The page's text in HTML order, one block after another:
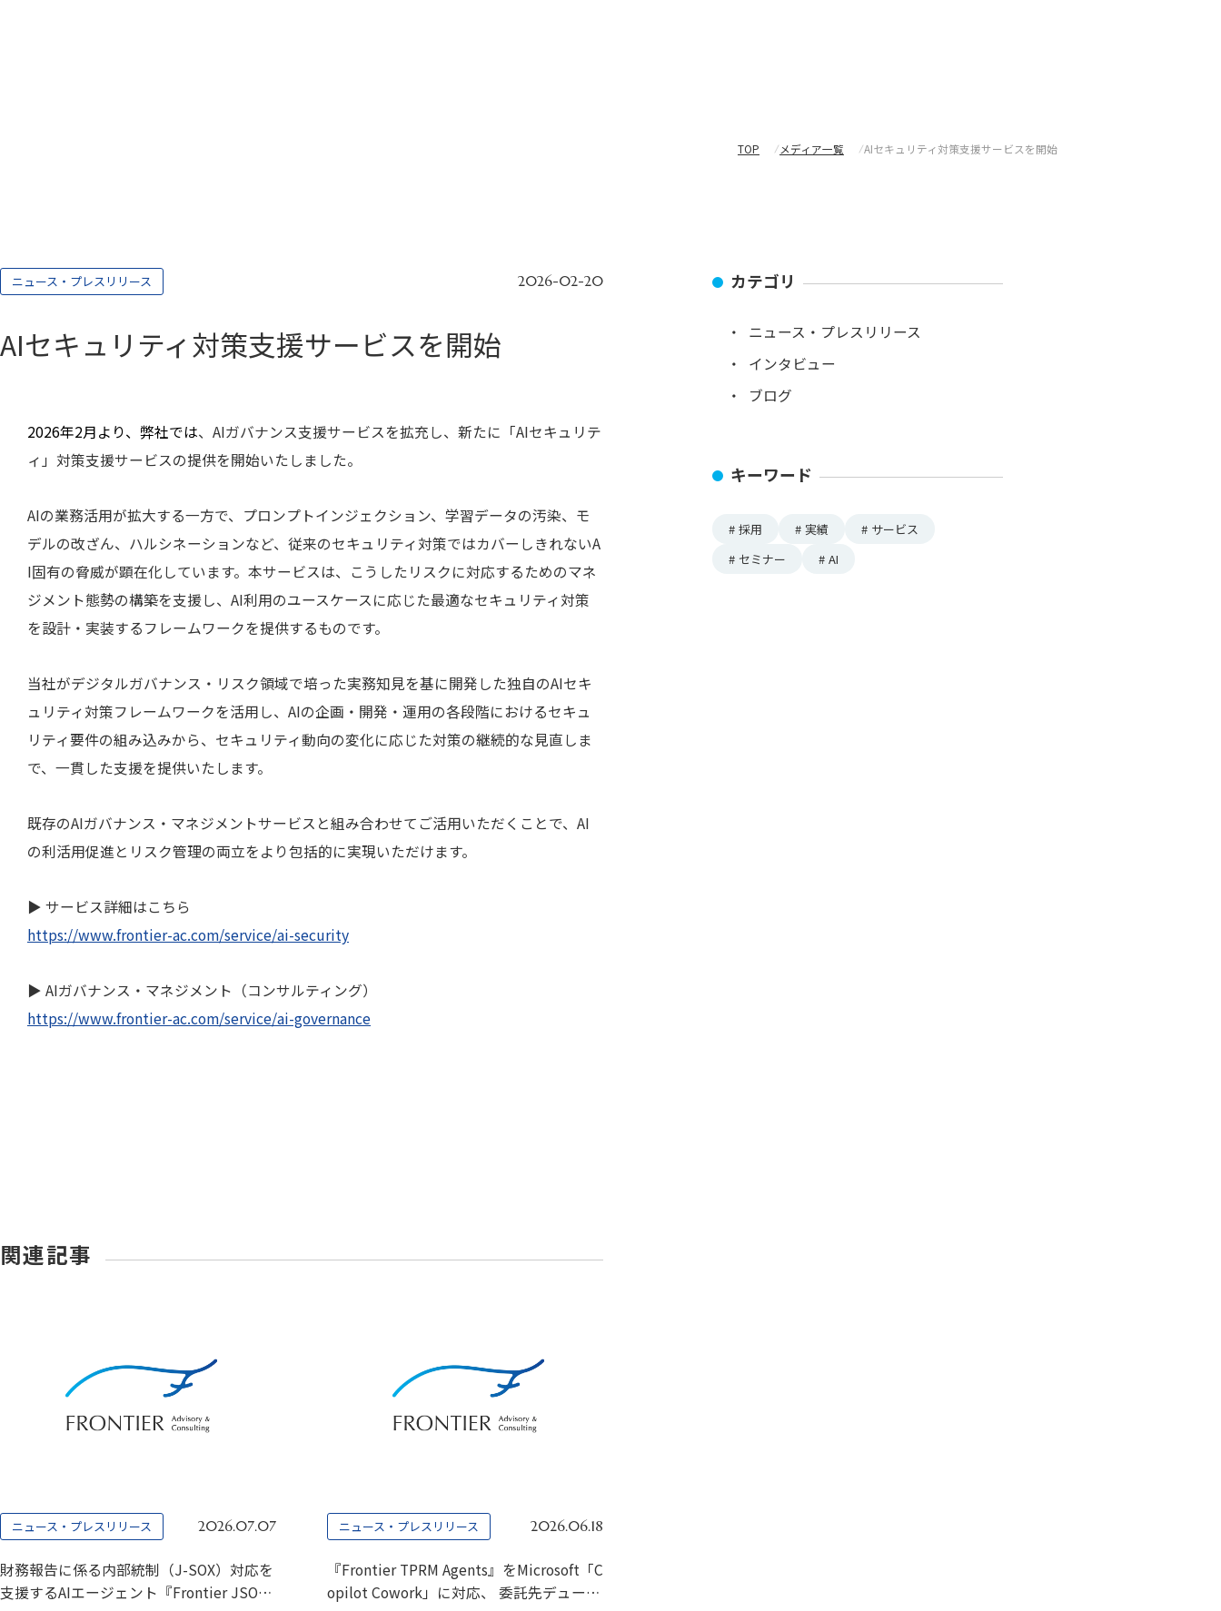
TOP メディア一覧 AIセキュリティ対策支援サービスを開始
ニュース・プレスリリース 2026-02-20
AIセキュリティ対策支援サービスを開始
2026年2月より、弊社では、AIガバナンス支援サービスを拡充し、新たに「AIセキュリテ
ィ」対策支援サービスの提供を開始いたしました。
AIの業務活用が拡大する一方で、プロンプトインジェクション、学習データの汚染、モ
デルの改ざん、ハルシネーションなど、従来のセキュリティ対策ではカバーしきれないA
I固有の脅威が顕在化しています。本サービスは、こうしたリスクに対応するためのマネ
ジメント態勢の構築を支援し、AI利用のユースケースに応じた最適なセキュリティ対策
を設計・実装するフレームワークを提供するものです。
当社がデジタルガバナンス・リスク領域で培った実務知見を基に開発した独自のAIセキ
ュリティ対策フレームワークを活用し、AIの企画・開発・運用の各段階におけるセキュ
リティ要件の組み込みから、セキュリティ動向の変化に応じた対策の継続的な見直しま
で、一貫した支援を提供いたします。
既存のAIガバナンス・マネジメントサービスと組み合わせてご活用いただくことで、AI
の利活用促進とリスク管理の両立をより包括的に実現いただけます。
▶ サービス詳細はこちら
https://www.frontier-ac.com/service/ai-security
▶ AIガバナンス・マネジメント（コンサルティング）
https://www.frontier-ac.com/service/ai-governance
関連記事
ニュース・プレスリリース 2026.07.07
財務報告に係る内部統制（J-SOX）対応を
支援するAIエージェント『Frontier JSOX
ニュース・プレスリリース 2026.06.18
『Frontier TPRM Agents』をMicrosoft「C
opilot Cowork」に対応、 委託先デューデ
カテゴリ
ニュース・プレスリリース
インタビュー
ブログ
キーワード
# 採用 # 実績 # サービス
# セミナー # AI